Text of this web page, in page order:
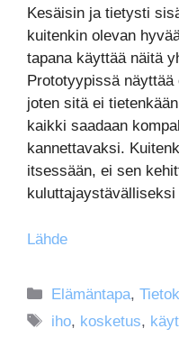
Kesäisin ja tietysti
kuitenkin olevan
tapana käyttää näitä
Prototyypissä näyttää
joten sitä ei
kaikki saadaan
kannettavaksi.
itsessään, ei sen
kuluttajaystävälliseksi
Lähde
Kategoriat
Elämäntapa,
Avainsanat
iho, kosketus,